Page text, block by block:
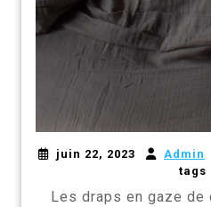
juin 22, 2023 Admin
tags
Les draps en gaze